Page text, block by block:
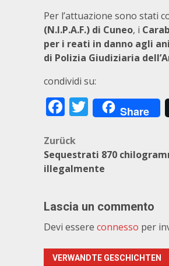
Per l’attuazione sono stati
(N.I.P.A.F.) di Cuneo, i
per i reati in danno agli
di Polizia Giudiziaria
condividi su:
Facebook
Twitter
Share
Zurück
Sequestrati 870
illegalmente
Lascia un commento
Devi essere connesso per
VERWANDTE GESCHICHTEN